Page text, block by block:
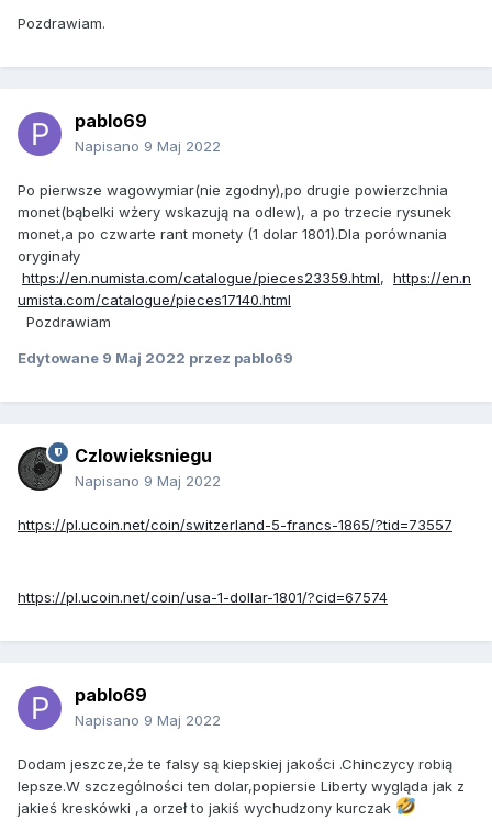
Pozdrawiam.
pablo69
Napisano 9 Maj 2022
Po pierwsze wagowymiar(nie zgodny),po drugie powierzchnia
monet(bąbelki wżery wskazują na odlew), a po trzecie rysunek
monet,a po czwarte rant monety (1 dolar 1801).Dla porównania
oryginały
https://en.numista.com/catalogue/pieces23359.html, https://en.n
umista.com/catalogue/pieces17140.html
Pozdrawiam
Edytowane 9 Maj 2022 przez pablo69
Czlowieksniegu
Napisano 9 Maj 2022
https://pl.ucoin.net/coin/switzerland-5-francs-1865/?tid=73557
https://pl.ucoin.net/coin/usa-1-dollar-1801/?cid=67574
pablo69
Napisano 9 Maj 2022
Dodam jeszcze,że te falsy są kiepskiej jakości .Chinczycy robią
lepsze.W szczególności ten dolar,popiersie Liberty wygląda jak z
jakieś kreskówki ,a orzeł to jakiś wychudzony kurczak